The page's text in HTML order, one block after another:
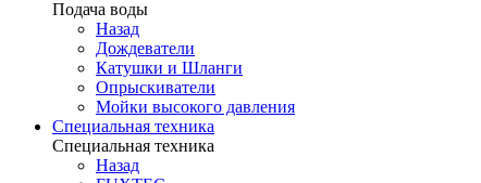
Подача воды
Назад
Дождеватели
Катушки и Шланги
Опрыскиватели
Мойки высокого давления
Специальная техника
Специальная техника
Назад